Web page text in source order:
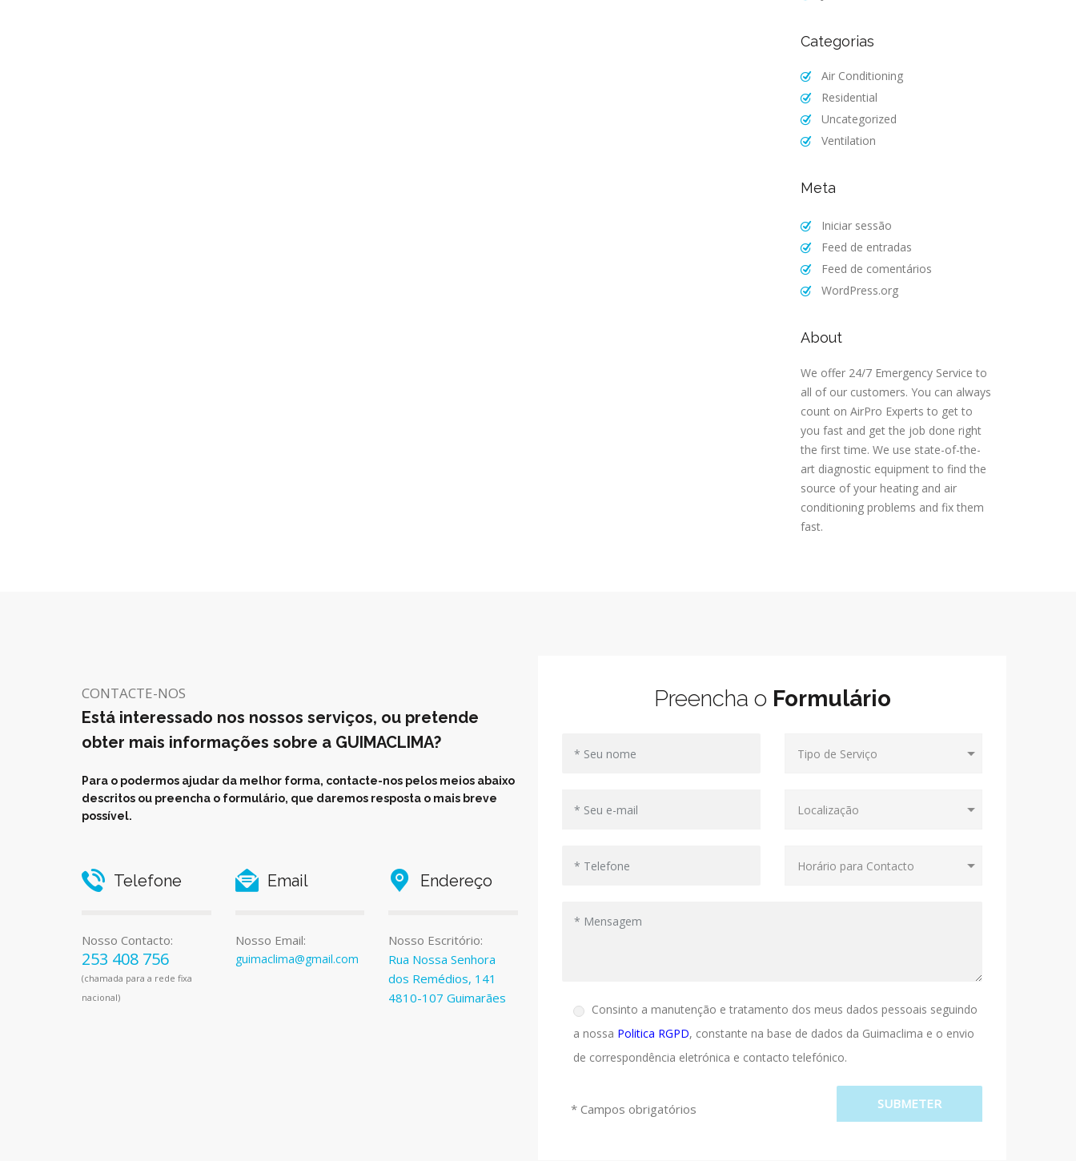
Categorias
Air Conditioning
Residential
Uncategorized
Ventilation
Meta
Iniciar sessão
Feed de entradas
Feed de comentários
WordPress.org
About
We offer 24/7 Emergency Service to
all of our customers. You can always
count on AirPro Experts to get to
you fast and get the job done right
the first time. We use state-of-the-
art diagnostic equipment to find the
source of your heating and air
conditioning problems and fix them
fast.
CONTACTE-NOS
Está interessado nos nossos serviços, ou pretende
obter mais informações sobre a GUIMACLIMA?
Para o podermos ajudar da melhor forma, contacte-nos pelos meios abaixo
descritos ou preencha o formulário, que daremos resposta o mais breve
possível.
Telefone
Nosso Contacto:
253 408 756
(chamada para a rede fixa
nacional)
Email
Nosso Email:
guimaclima@gmail.com
Endereço
Nosso Escritório:
Rua Nossa Senhora
dos Remédios, 141
4810-107 Guimarães
Preencha o Formulário
Consinto a manutenção e tratamento dos meus dados pessoais seguindo
a nossa Politica RGPD, constante na base de dados da Guimaclima e o envio
de correspondência eletrónica e contacto telefónico.
* Campos obrigatórios